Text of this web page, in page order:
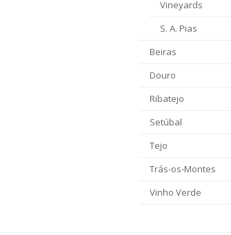
Vineyards
S. A. Pias
Beiras
Douro
Ribatejo
Setúbal
Tejo
Trás-os-Montes
Vinho Verde